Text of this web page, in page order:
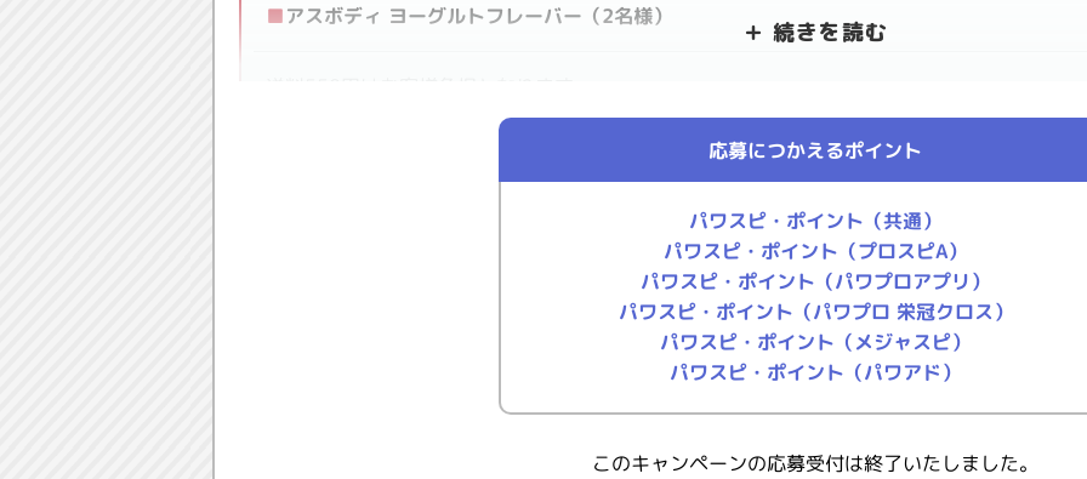
■アスボディ ヨーグルトフレーバー（2名様）
「集中」と「持続」を求める人のスタートアップドリンク！
レナーエナジードリンクについて詳しくはこちら！
長く続けられる“美味しさにこだわったたんぱく質”アスボディ。
ダイエットや髪・肌などの美容にも必要なたんぱく質を手軽に摂取できます。
応募につかえるポイント
パワスピ・ポイント（共通）
パワスピ・ポイント（プロスピA）
パワスピ・ポイント（パワプロアプリ）
パワスピ・ポイント（パワプロ 栄冠クロス）
パワスピ・ポイント（メジャスピ）
パワスピ・ポイント（パワアド）
このキャンペーンの応募受付は終了いたしました。